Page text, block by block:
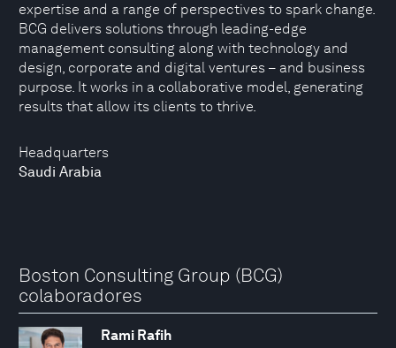
Headquarters
Saudi Arabia
expertise and a range of perspectives to spark change.
BCG delivers solutions through leading-edge
management consulting along with technology and
design, corporate and digital ventures – and business
purpose. It works in a collaborative model, generating
results that allow its clients to thrive.
Boston Consulting Group (BCG)
colaboradores
Rami Rafih